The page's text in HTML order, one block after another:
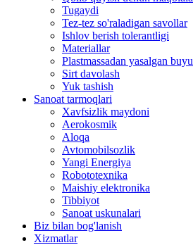
Tugaydi
Tez-tez so'raladigan savollar
Ishlov berish tolerantligi
Materiallar
Plastmassadan yasalgan
Sirt davolash
Yuk tashish
Sanoat tarmoqlari
Xavfsizlik maydoni
Aerokosmik
Aloqa
Avtomobilsozlik
Yangi Energiya
Robototexnika
Maishiy elektronika
Tibbiyot
Sanoat uskunalari
Biz bilan bog'lanish
Xizmatlar